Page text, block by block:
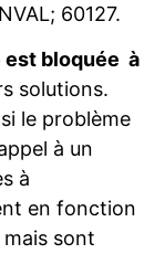
60127.
bloquée à
solutions.
le problème
à un
à
en fonction
sont